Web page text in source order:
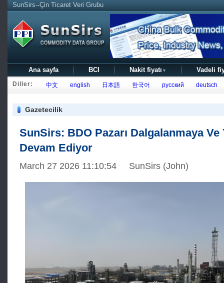
SunSirs--Çin Ticaret Veri Grubu
Ana sayfa BCI Nakit fiyatı ▼ Vadeli
Diller: 中文 english 日本語 한국어 русский deutsch
Gazetecilik
SunSirs: BDO Pazarı Dalgalanmaya
Devam Ediyor
March 27 2026 11:10:54 SunSirs (John)